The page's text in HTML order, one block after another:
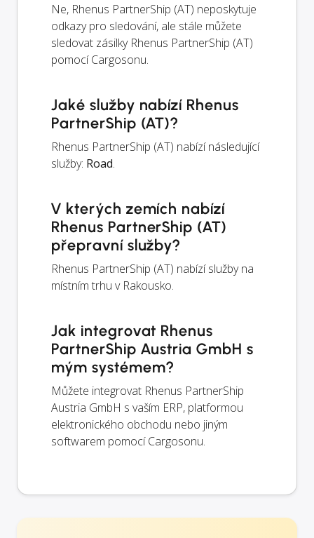
Ne, Rhenus PartnerShip (AT) neposkytuje
odkazy pro sledování, ale stále můžete
sledovat zásilky Rhenus PartnerShip (AT)
pomocí Cargosonu.
Jaké služby nabízí Rhenus
PartnerShip (AT)?
Rhenus PartnerShip (AT) nabízí následující
služby: Road.
V kterých zemích nabízí
Rhenus PartnerShip (AT)
přepravní služby?
Rhenus PartnerShip (AT) nabízí služby na
místním trhu v Rakousko.
Jak integrovat Rhenus
PartnerShip Austria GmbH s
mým systémem?
Můžete integrovat Rhenus PartnerShip
Austria GmbH s vaším ERP, platformou
elektronického obchodu nebo jiným
softwarem pomocí Cargosonu.